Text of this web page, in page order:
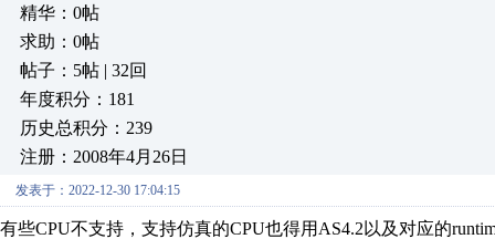
精华：0帖
求助：0帖
帖子：5帖 | 32回
年度积分：181
历史总积分：239
注册：2008年4月26日
发表于：2022-12-30 17:04:15
有些CPU不支持，支持仿真的CPU也得用AS4.2以及对应的